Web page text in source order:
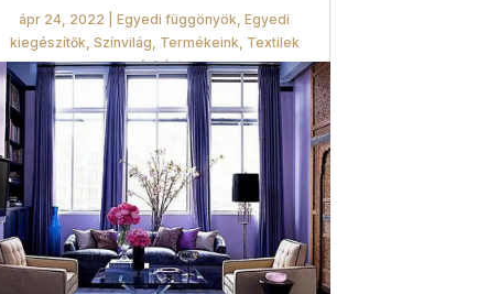
ápr 24, 2022 |Egyedi függönyök ,Egyedi
kiegészítők Színvilág Termékeink Textilek
másként